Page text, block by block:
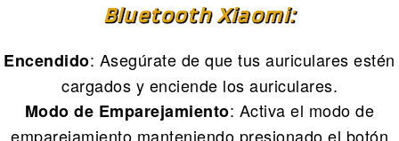
Bluetooth Xiaomi:
Encendido: Asegúrate de que tus auriculares estén
cargados y enciende los auriculares.
Modo de Emparejamiento: Activa el modo de
emparejamiento manteniendo presionado el botón